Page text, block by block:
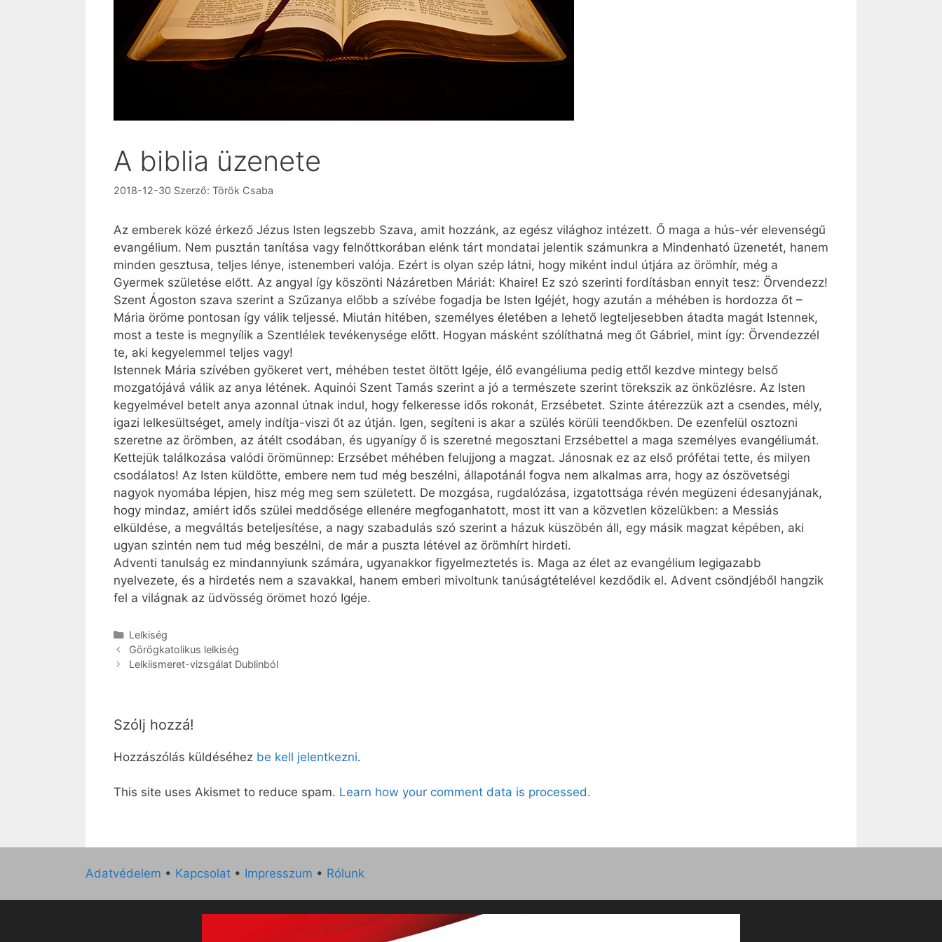
A biblia üzenete
2018-12-30 Szerző: Török Csaba
Az emberek közé érkező Jézus Isten legszebb Szava, amit hozzánk, az egész világhoz intézett. Ő maga a hús-vér elevenségű
evangélium. Nem pusztán tanítása vagy felnőttkorában elénk tárt mondatai jelentik számunkra a Mindenható üzenetét, hanem
minden gesztusa, teljes lénye, istenemberi valója. Ezért is olyan szép látni, hogy miként indul útjára az örömhír, még a
Gyermek születése előtt. Az angyal így köszönti Názáretben Máriát: Khaire! Ez szó szerinti fordításban ennyit tesz: Örvendezz!
Szent Ágoston szava szerint a Szűzanya előbb a szívébe fogadja be Isten Igéjét, hogy azután a méhében is hordozza őt –
Mária öröme pontosan így válik teljessé. Miután hitében, személyes életében a lehető legteljesebben átadta magát Istennek,
most a teste is megnyílik a Szentlélek tevékenysége előtt. Hogyan másként szólíthatná meg őt Gábriel, mint így: Örvendezzél
te, aki kegyelemmel teljes vagy!
Istennek Mária szívében gyökeret vert, méhében testet öltött Igéje, élő evangéliuma pedig ettől kezdve mintegy belső
mozgatójává válik az anya létének. Aquinói Szent Tamás szerint a jó a természete szerint törekszik az önközlésre. Az Isten
kegyelmével betelt anya azonnal útnak indul, hogy felkeresse idős rokonát, Erzsébetet. Szinte átérezzük azt a csendes, mély,
igazi lelkesültséget, amely indítja-viszi őt az útján. Igen, segíteni is akar a szülés körüli teendőkben. De ezenfelül osztozni
szeretne az örömben, az átélt csodában, és ugyanígy ő is szeretné megosztani Erzsébettel a maga személyes evangéliumát.
Kettejük találkozása valódi örömünnep: Erzsébet méhében felujjong a magzat. Jánosnak ez az első prófétai tette, és milyen
csodálatos! Az Isten küldötte, embere nem tud még beszélni, állapotánál fogva nem alkalmas arra, hogy az ószövetségi
nagyok nyomába lépjen, hisz még meg sem született. De mozgása, rugdalózása, izgatottsága révén megüzeni édesanyjának,
hogy mindaz, amiért idős szülei meddősége ellenére megfoganhatott, most itt van a közvetlen közelükben: a Messiás
elküldése, a megváltás beteljesítése, a nagy szabadulás szó szerint a házuk küszöbén áll, egy másik magzat képében, aki
ugyan szintén nem tud még beszélni, de már a puszta létével az örömhírt hirdeti.
Adventi tanulság ez mindannyiunk számára, ugyanakkor figyelmeztetés is. Maga az élet az evangélium legigazabb
nyelvezete, és a hirdetés nem a szavakkal, hanem emberi mivoltunk tanúságtételével kezdődik el. Advent csöndjéből hangzik
fel a világnak az üdvösség örömet hozó Igéje.
Kategória
Lelkiség
Görögkatolikus lelkiség
Lelkiismeret-vizsgálat Dublinból
Szólj hozzá!
Hozzászólás küldéséhez be kell jelentkezni.
This site uses Akismet to reduce spam. Learn how your comment data is processed.
Adatvédelem • Kapcsolat • Impresszum • Rólunk